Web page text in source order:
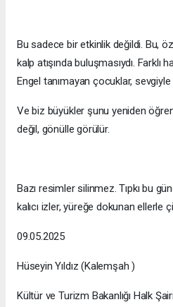
Bu sadece bir etkinlik değildi. Bu,
kalp atışında buluşmasıydı. Farklı
Engel tanımayan çocuklar, sevgiyle
Ve biz büyükler şunu yeniden
değil, gönülle görülür.
Bazı resimler silinmez. Tıpkı bu
kalıcı izler, yüreğe dokunan ellerle
09.05.2025
Hüseyin Yıldız (Kalemşah )
Kültür ve Turizm Bakanlığı Halk Şairi